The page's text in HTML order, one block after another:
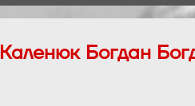
Каленюк Богдан